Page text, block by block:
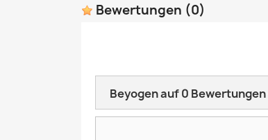
Bewertungen (0)
Beyogen auf0 Bewertungen